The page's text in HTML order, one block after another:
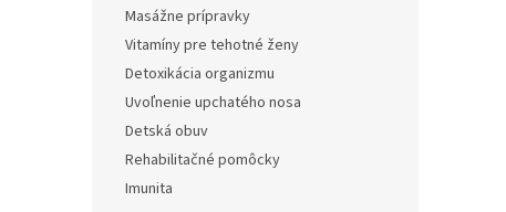
Masážne prípravky
Vitamíny pre tehotné ženy
Detoxikácia organizmu
Uvoľnenie upchatého nosa
Detská obuv
Rehabilitačné pomôcky
Imunita